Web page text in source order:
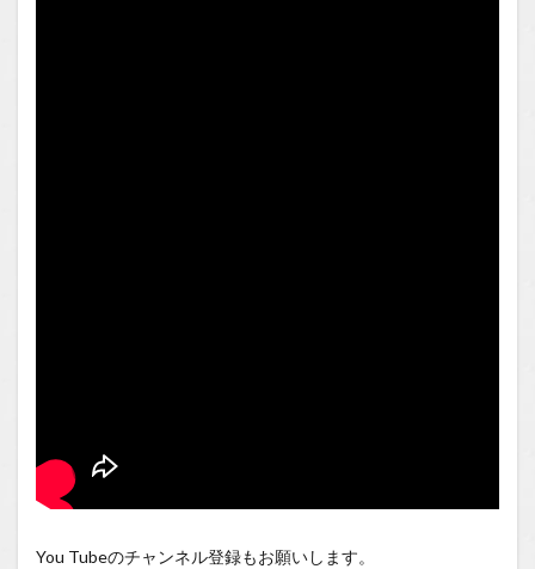
You Tubeのチャンネル登録もお願いします。